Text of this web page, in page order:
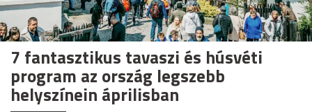
7 fantasztikus tavaszi és húsvéti
program az ország legszebb
helyszínein áprilisban